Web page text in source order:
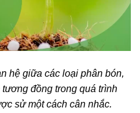
hệ giữa các loại phân bón,
đồng trong quá trình
sử một cách cân nhắc.